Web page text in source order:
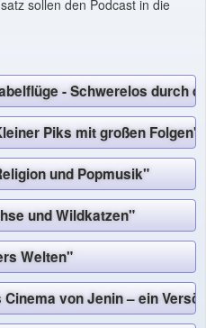
sollen den Podcast in die
- Schwerelos durch
Piks mit großen Folgen"
und Popmusik"
und Wildkatzen"
Welten"
von Jenin – ein